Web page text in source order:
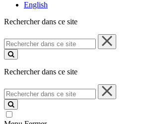
English
Rechercher dans ce site
Rechercher
dans
ce
Rechercher dans ce site
Rechercher
dans
ce
site